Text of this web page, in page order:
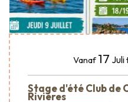
Vanaf 17 Juli
Stage d'été Club de
Rivières